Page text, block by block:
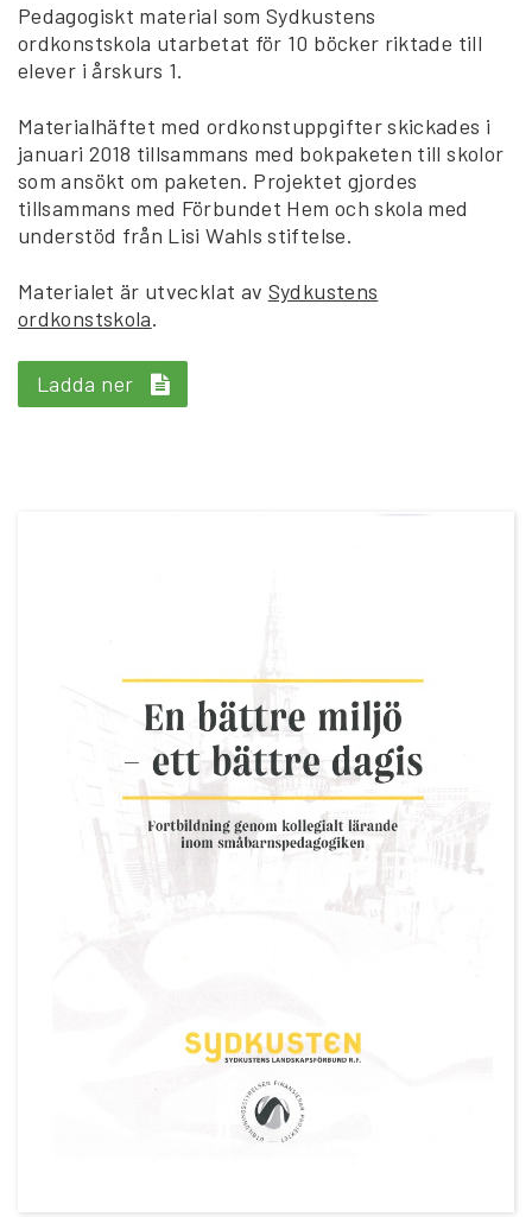
Pedagogiskt material som Sydkustens
ordkonstskola utarbetat för 10 böcker riktade till
elever i årskurs 1.
Materialhäftet med ordkonstuppgifter skickades i
januari 2018 tillsammans med bokpaketen till skolor
som ansökt om paketen. Projektet gjordes
tillsammans med Förbundet Hem och skola med
understöd från Lisi Wahls stiftelse.
Materialet är utvecklat av Sydkustens
ordkonstskola.
Ladda ner